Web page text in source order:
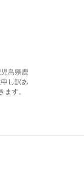
島県鹿
し訳あ
す。